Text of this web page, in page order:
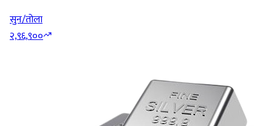
सुन/तोला
२,९६,९००